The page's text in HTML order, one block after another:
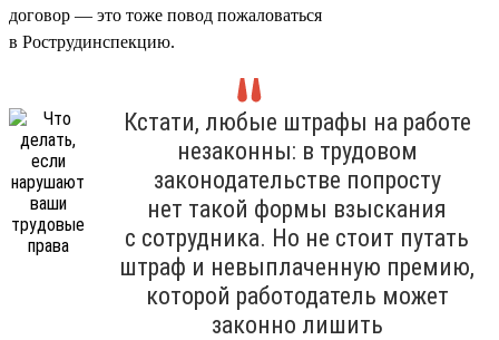
договор — это тоже повод пожаловаться
в Рострудинспекцию.
Кстати, любые штрафы на работе
незаконны: в трудовом
законодательстве попросту
нет такой формы взыскания
с сотрудника. Но не стоит путать
штраф и невыплаченную премию,
которой работодатель может
законно лишить